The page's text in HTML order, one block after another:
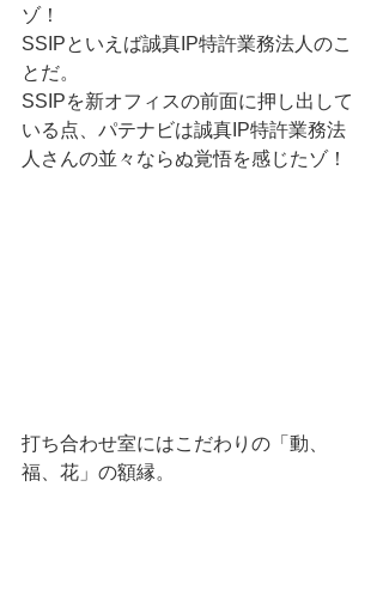
ゾ！
SSIPといえば誠真IP特許業務法人のこ
とだ。
SSIPを新オフィスの前面に押し出して
いる点、パテナビは誠真IP特許業務法
人さんの並々ならぬ覚悟を感じたゾ！
打ち合わせ室にはこだわりの「動、
福、花」の額縁。